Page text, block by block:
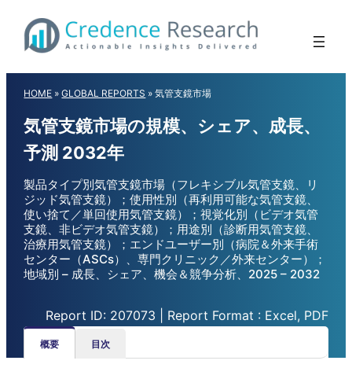
content
HOME »GLOBAL REPORTS »気管支鏡市場
気管支鏡市場の規模、シェア、成長、
予測 2032年
製品タイプ別気管支鏡市場（フレキシブル気管支鏡、リ
ジッド気管支鏡）；使用性別（再利用可能な気管支鏡、
使い捨て／単回使用気管支鏡）；視覚化別（ビデオ気管
支鏡、非ビデオ気管支鏡）；用途別（診断用気管支鏡、
治療用気管支鏡）；エンドユーザー別（病院＆外来手術
センター（ASCs）、専門クリニック／外来センター）；
地域別 – 成長、シェア、機会＆競争分析、2025 – 2032
Report ID: 207073 | Report Format : Excel, PDF
概要 目次